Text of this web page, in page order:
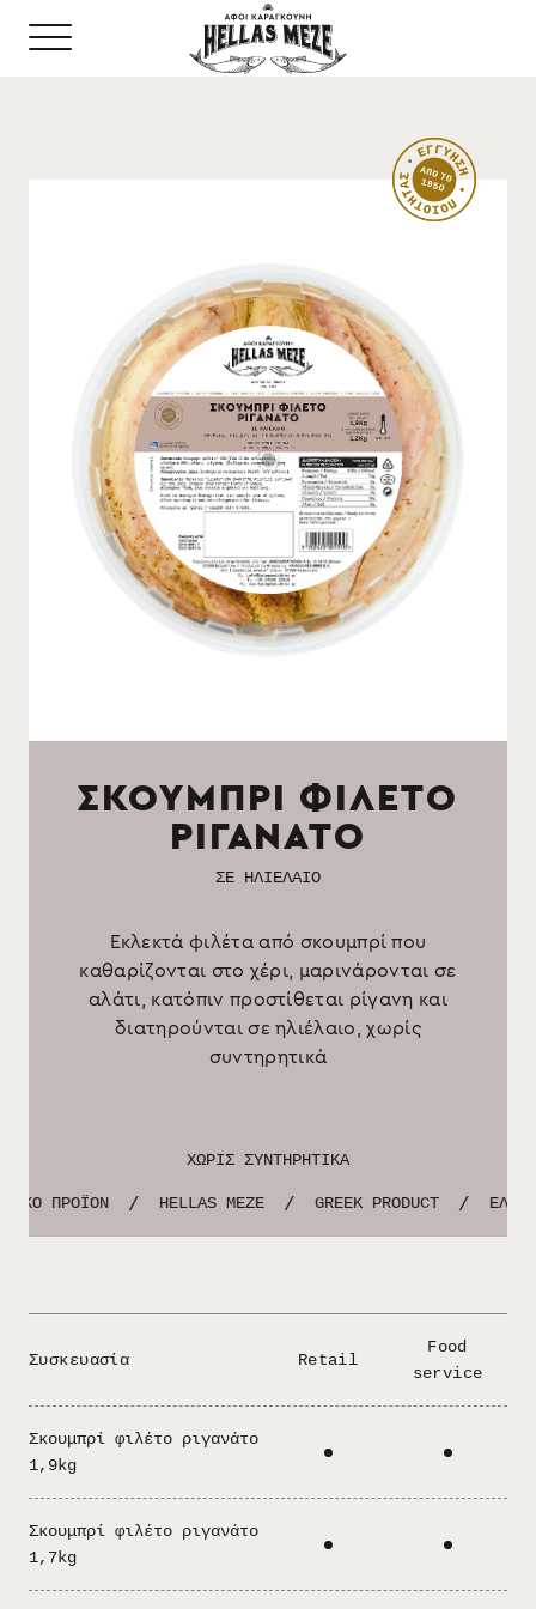
ΣΚΟΥΜΠΡΙ ΦΙΛΕΤΟ
ΡΙΓΑΝΑΤΟ
ΣΕ ΗΛΙΕΛΑΙΟ
Εκλεκτά φιλέτα από σκουμπρί που
καθαρίζονται στο χέρι, μαρινάρονται σε
αλάτι, κατόπιν προστίθεται ρίγανη και
διατηρούνται σε ηλιέλαιο, χωρίς
συντηρητικά
ΧΩΡΙΣ ΣΥΝΤΗΡΗΤΙΚΑ
ΠΡΟΪΟΝ / HELLAS MEZE / GREEK PRODUCT /
Συσκευασία Retail
Food
service
Σκουμπρί φιλέτο ριγανάτο
1,9kg
Σκουμπρί φιλέτο ριγανάτο
1,7kg